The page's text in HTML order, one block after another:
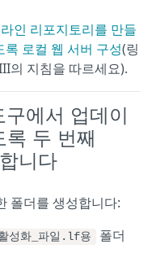
인 리포지토리를 만들
로컬 웹 서버 구성(링
의 지침을 따르세요).
구에서 업데이
두 번째
니다
폴더를 생성합니다:
성화_파일.lf용
폴더